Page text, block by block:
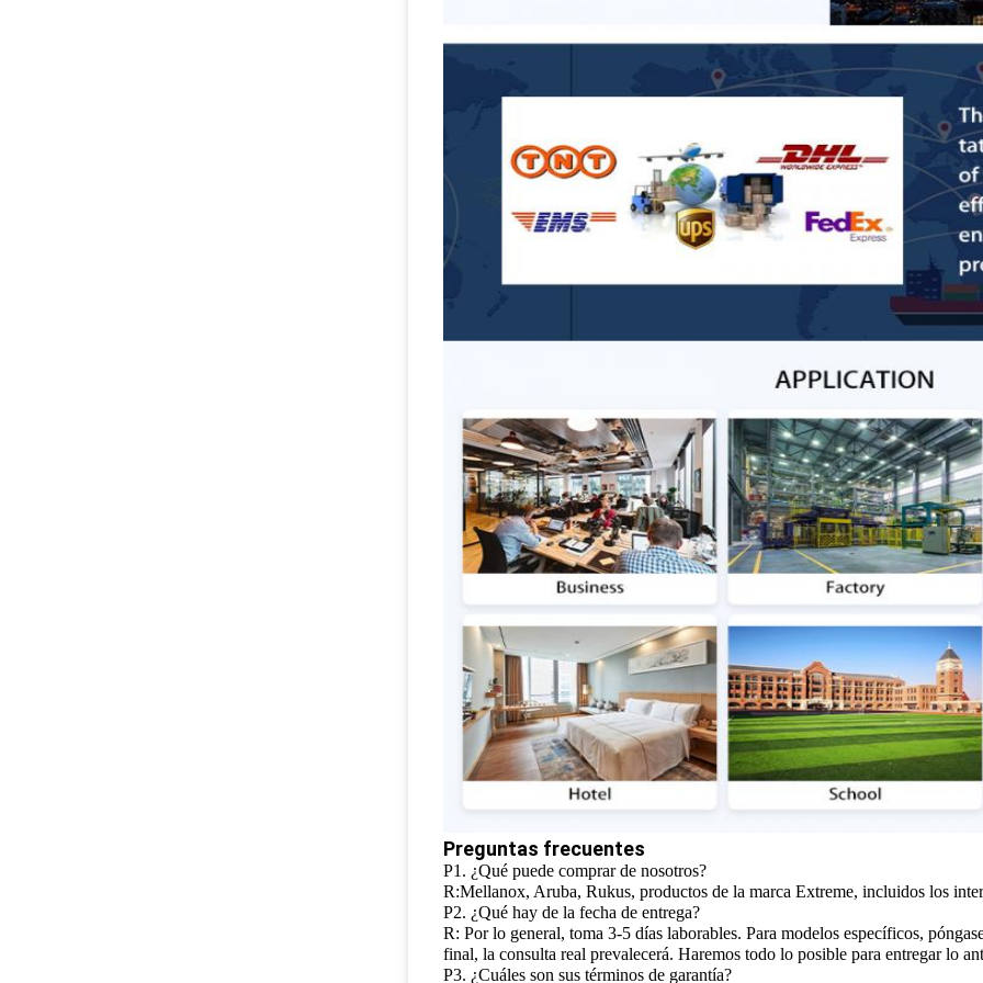
Preguntas frecuentes
P1. ¿Qué puede comprar de nosotros?
R:Mellanox, Aruba, Rukus, productos de la marca Extreme, incluidos los
P2. ¿Qué hay de la fecha de entrega?
R: Por lo general, toma 3-5 días laborables. Para modelos específicos,
final, la consulta real prevalecerá. Haremos todo lo posible para entregar lo
P3. ¿Cuáles son sus términos de garantía?